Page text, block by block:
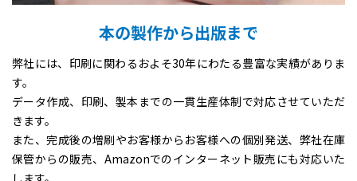
本の製作から出版まで
弊社には、印刷に関わるおよそ30年にわたる豊富な実績がありま
す。
データ作成、印刷、製本までの一貫生産体制で対応させていただ
きます。
また、完成後の増刷やお客様からお客様への個別発送、弊社在庫
保管からの販売、Amazonでのインターネット販売にも対応いた